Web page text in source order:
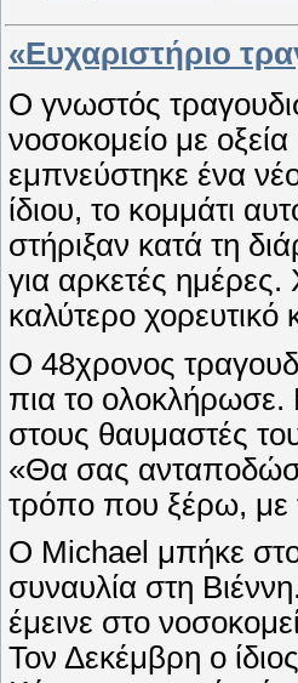
«Ευχαριστήριο
Ο γνωστός
νοσοκομείο με
εμπνεύστηκε ένα
ίδιου, το κομμάτι
στήριξαν κατά τη
για αρκετές ημέρες.
καλύτερο
Ο 48χρονος
πια το ολοκλήρωσε.
στους θαυμαστές
«Θα σας
τρόπο που ξέρω, με
Ο Michael μπήκε στο
συναυλία στη
έμεινε στο
Τον Δεκέμβρη ο